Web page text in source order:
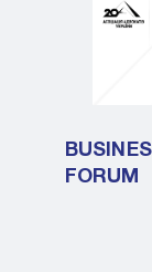
FORUM